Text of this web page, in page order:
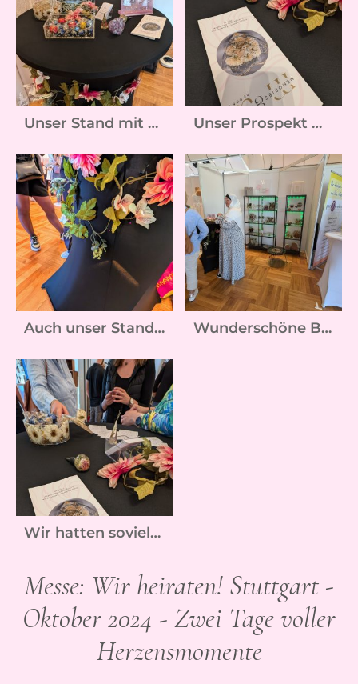
Unser Stand mit unseren Prospekten und unserer Schmuckschatulle mit Schoki Unser Prospekt war an beiden Messetagen heiß begehrt
Auch unser Stand war mit Blumen dekoriert :-) Wunderschöne Begegnungen mit Bräuten am Stand von memories&art
Wir hatten soviele schöne Begegnungen mit euch
Messe: Wir heiraten! Stuttgart -
Oktober 2024 - Zwei Tage voller
Herzensmomente